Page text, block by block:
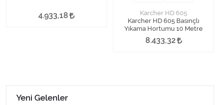
4.933,18
Karcher HD 605
Karcher HD 605 Basınçlı
Yıkama Hortumu 10 Metre
8.433,32
Yeni Gelenler